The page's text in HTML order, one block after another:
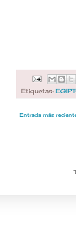
Etiquetas:
Entrada más